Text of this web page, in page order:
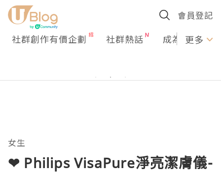
會員登記
社群創作有價企劃 社群熱話 成為U更多
女生
❤ Philips VisaPure淨亮潔膚儀-